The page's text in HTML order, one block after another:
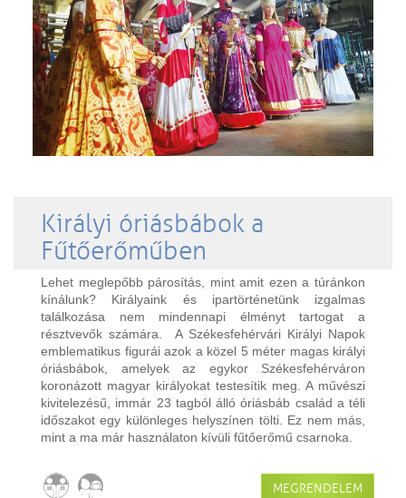
Királyi óriásbábok a
Fűtőerőműben
Lehet meglepőbb párosítás, mint amit ezen a túránkon
kínálunk? Királyaink és ipartörténetünk izgalmas
találkozása nem mindennapi élményt tartogat a
résztvevők számára. A Székesfehérvári Királyi Napok
emblematikus figurái azok a közel 5 méter magas királyi
óriásbábok, amelyek az egykor Székesfehérváron
koronázott magyar királyokat testesítik meg. A művészi
kivitelezésű, immár 23 tagból álló óriásbáb család a téli
időszakot egy különleges helyszínen tölti. Ez nem más,
mint a ma már használaton kívüli fűtőerőmű csarnoka.
MEGRENDELEM